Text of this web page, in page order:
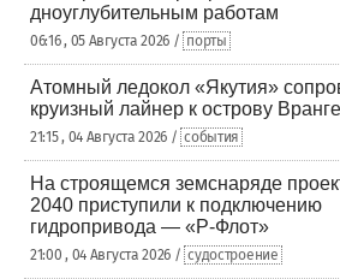
дноуглубительным работам
06:16 , 05 Августа 2026 / порты
Атомный ледокол «Якутия»
круизный лайнер к острову
21:15 , 04 Августа 2026 / события
На строящемся земснаряде
2040 приступили к подключению
гидропривода — «Р-Флот»
21:00 , 04 Августа 2026 / судостроение